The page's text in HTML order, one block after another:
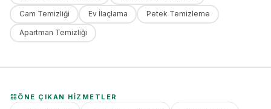
Cam Temizliği Ev İlaçlama Petek Temizleme
Apartman Temizliği
ÖNE ÇIKAN HIZMETLER